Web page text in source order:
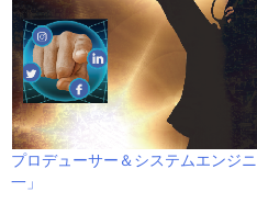
プロデューサー＆システムエンジ
一」